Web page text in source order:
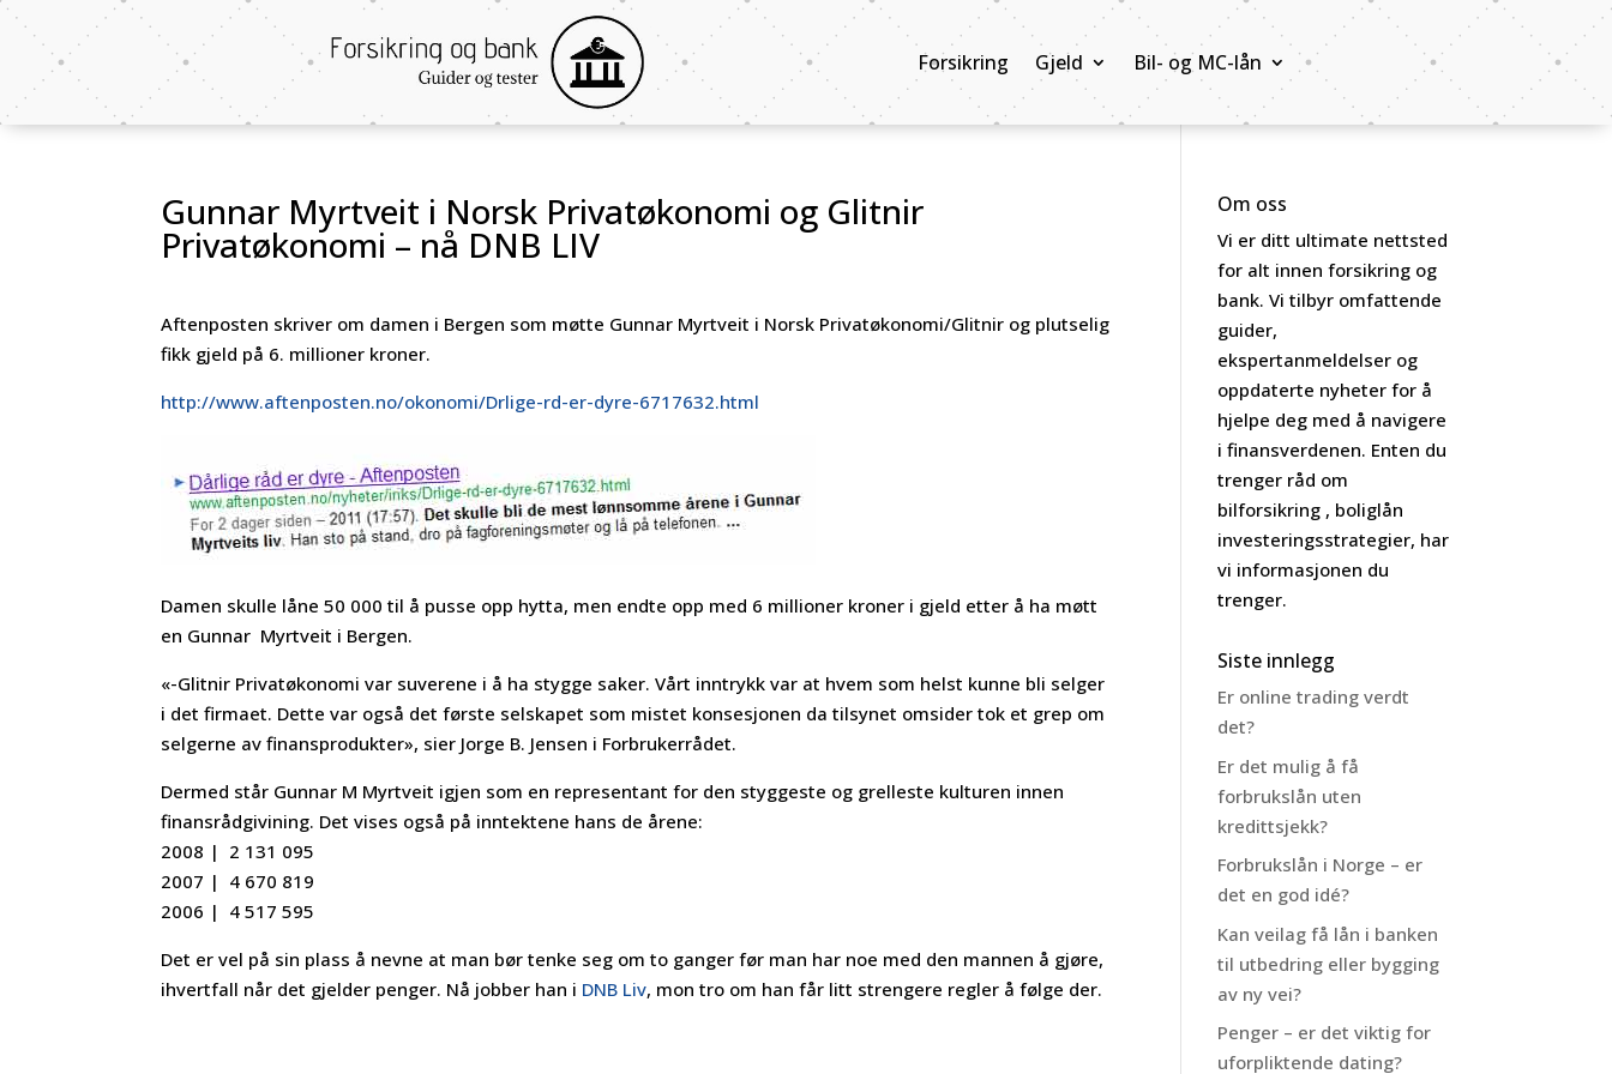
Forsikring Gjeld Bil- og MC-lån
Gunnar Myrtveit i Norsk Privatøkonomi og Glitnir
Privatøkonomi – nå DNB LIV
Aftenposten skriver om damen i Bergen som møtte Gunnar Myrtveit i Norsk Privatøkonomi/Glitnir og plutselig
fikk gjeld på 6. millioner kroner.
http://www.aftenposten.no/okonomi/Drlige-rd-er-dyre-6717632.html
Damen skulle låne 50 000 til å pusse opp hytta, men endte opp med 6 millioner kroner i gjeld etter å ha møtt
en Gunnar Myrtveit i Bergen.
«-Glitnir Privatøkonomi var suverene i å ha stygge saker. Vårt inntrykk var at hvem som helst kunne bli selger
i det firmaet. Dette var også det første selskapet som mistet konsesjonen da tilsynet omsider tok et grep om
selgerne av finansprodukter», sier Jorge B. Jensen i Forbrukerrådet.
Dermed står Gunnar M Myrtveit igjen som en representant for den styggeste og grelleste kulturen innen
finansrådgivining. Det vises også på inntektene hans de årene:
2008 | 2 131 095
2007 | 4 670 819
2006 | 4 517 595
Det er vel på sin plass å nevne at man bør tenke seg om to ganger før man har noe med den mannen å gjøre,
ihvertfall når det gjelder penger. Nå jobber han i DNB Liv, mon tro om han får litt strengere regler å følge der.
Om oss
Vi er ditt ultimate nettsted
for alt innen forsikring og
bank. Vi tilbyr omfattende
guider,
ekspertanmeldelser og
oppdaterte nyheter for å
hjelpe deg med å navigere
i finansverdenen. Enten du
trenger råd om
bilforsikring , boliglån
investeringsstrategier, har
vi informasjonen du
trenger.
Siste innlegg
Er online trading verdt
det?
Er det mulig å få
forbrukslån uten
kredittsjekk?
Forbrukslån i Norge – er
det en god idé?
Kan veilag få lån i banken
til utbedring eller bygging
av ny vei?
Penger – er det viktig for
uforpliktende dating?